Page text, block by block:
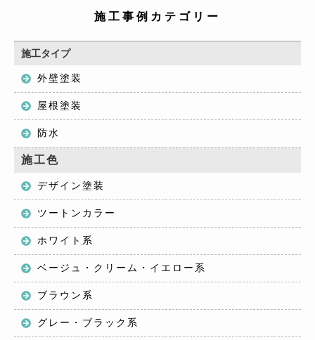
施工事例カテゴリー
施工タイプ
外壁塗装
屋根塗装
防水
施工色
デザイン塗装
ツートンカラー
ホワイト系
ベージュ・クリーム・イエロー系
ブラウン系
グレー・ブラック系